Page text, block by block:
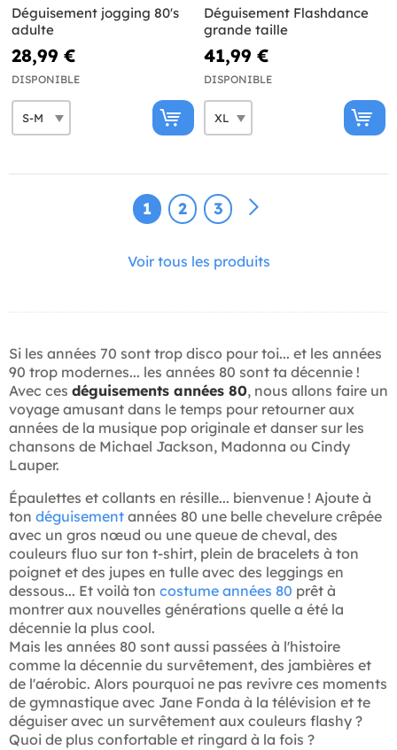
Déguisement jogging 80's
adulte
28,99 €
DISPONIBLE
Déguisement Flashdance
grande taille
41,99 €
DISPONIBLE
1 2 3
Voir tous les produits
Si les années 70 sont trop disco pour toi... et les années
90 trop modernes... les années 80 sont ta décennie !
Avec ces déguisements années 80, nous allons faire un
voyage amusant dans le temps pour retourner aux
années de la musique pop originale et danser sur les
chansons de Michael Jackson, Madonna ou Cindy
Lauper.
Épaulettes et collants en résille... bienvenue ! Ajoute à
ton déguisement années 80 une belle chevelure crêpée
avec un gros nœud ou une queue de cheval, des
couleurs fluo sur ton t-shirt, plein de bracelets à ton
poignet et des jupes en tulle avec des leggings en
dessous... Et voilà ton costume années 80 prêt à
montrer aux nouvelles générations quelle a été la
décennie la plus cool.
Mais les années 80 sont aussi passées à l'histoire
comme la décennie du survêtement, des jambières et
de l'aérobic. Alors pourquoi ne pas revivre ces moments
de gymnastique avec Jane Fonda à la télévision et te
déguiser avec un survêtement aux couleurs flashy ?
Quoi de plus confortable et ringard à la fois ?